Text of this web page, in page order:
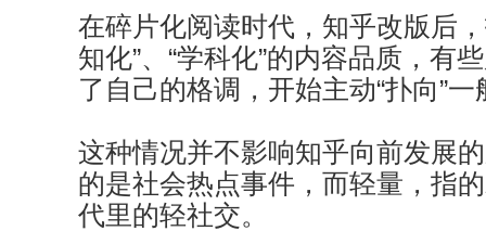
在碎片化阅读时代，知乎改版后
知化”、“学科化”的内容品质，有
了自己的格调，开始主动“扑向”
这种情况并不影响知乎向前发展
的是社会热点事件，而轻量，指
代里的轻社交。